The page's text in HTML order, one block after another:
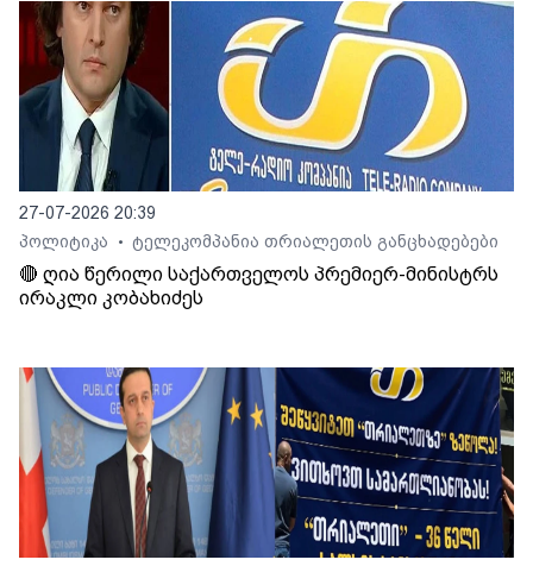
27-07-2026 20:39
პოლიტიკა
• ტელეკომპანია თრიალეთის განცხადებები
🔴 ღია წერილი საქართველოს პრემიერ-მინისტრს
ირაკლი კობახიძეს